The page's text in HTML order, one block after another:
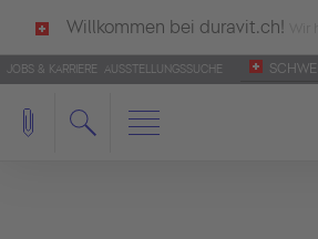
Willkommen bei duravit.ch!
deutsch als Ihre Sprache erkannt.
Français Italiano
JOBS & KARRIERE AUSSTELLUNGSSUCHE